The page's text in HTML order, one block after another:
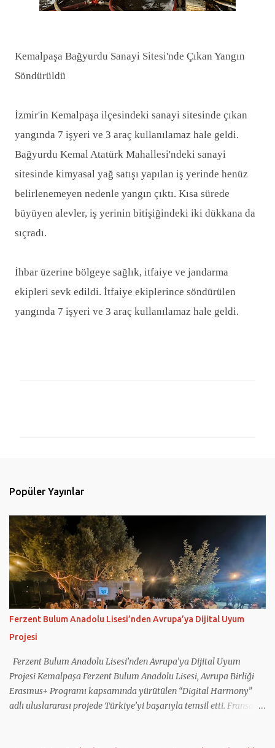
Kemalpaşa Bağyurdu Sanayi Sitesi'nde Çıkan Yangın
Söndürüldü
İzmir'in Kemalpaşa ilçesindeki sanayi sitesinde çıkan
yangında 7 işyeri ve 3 araç kullanılamaz hale geldi.
Bağyurdu Kemal Atatürk Mahallesi'ndeki sanayi
sitesinde kimyasal yağ satışı yapılan iş yerinde henüz
belirlenemeyen nedenle yangın çıktı. Kısa sürede
büyüyen alevler, iş yerinin bitişiğindeki iki dükkana da
sıçradı.
İhbar üzerine bölgeye sağlık, itfaiye ve jandarma
ekipleri sevk edildi. İtfaiye ekiplerince söndürülen
yangında 7 işyeri ve 3 araç kullanılamaz hale geldi.
r
Popüler Yayınlar
Ferzent Bulum Anadolu Lisesi’nden Avrupa’ya Dijital Uyum
Projesi
Ferzent Bulum Anadolu Lisesi’nden Avrupa’ya Dijital Uyum
Projesi Kemalpaşa Ferzent Bulum Anadolu Lisesi, Avrupa Birliği
Erasmus+ Programı kapsamında yürütülen “Digital Harmony”
adlı uluslararası projede Türkiye’yi başarıyla temsil etti. Fransa